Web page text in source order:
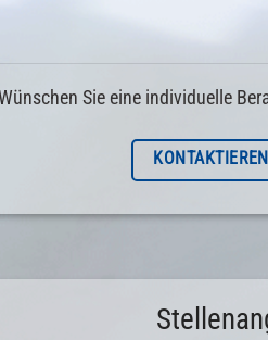
Sie eine individuelle